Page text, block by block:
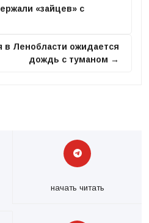
«зайцев» с
в Ленобласти ожидается
дождь с туманом →
начать читать